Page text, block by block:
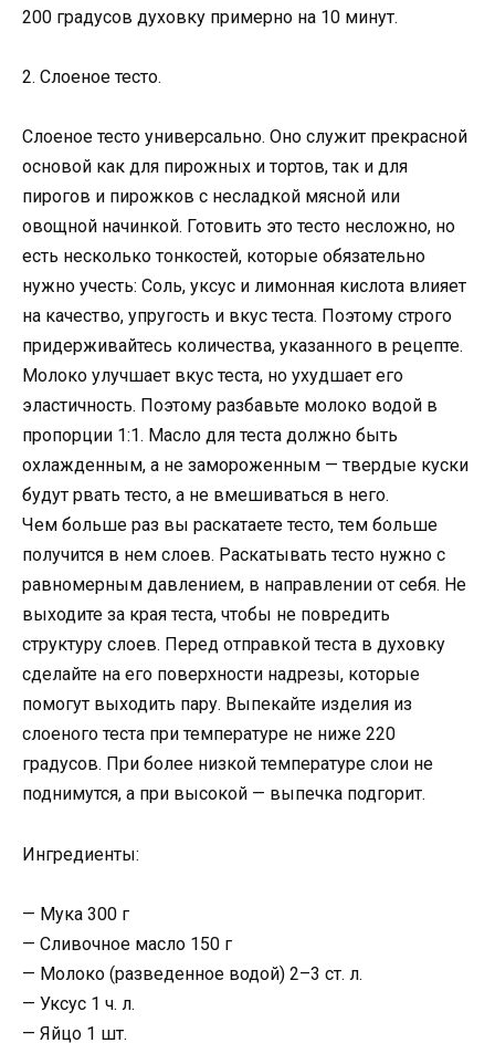
200 градусов духовку примерно на 10 минут.
2. Слоеное тесто.
Слоеное тесто универсально. Оно служит прекрасной
основой как для пирожных и тортов, так и для
пирогов и пирожков с несладкой мясной или
овощной начинкой. Готовить это тесто несложно, но
есть несколько тонкостей, которые обязательно
нужно учесть: Соль, уксус и лимонная кислота влияет
на качество, упругость и вкус теста. Поэтому строго
придерживайтесь количества, указанного в рецепте.
Молоко улучшает вкус теста, но ухудшает его
эластичность. Поэтому разбавьте молоко водой в
пропорции 1:1. Масло для теста должно быть
охлажденным, а не замороженным — твердые куски
будут рвать тесто, а не вмешиваться в него.
Чем больше раз вы раскатаете тесто, тем больше
получится в нем слоев. Раскатывать тесто нужно с
равномерным давлением, в направлении от себя. Не
выходите за края теста, чтобы не повредить
структуру слоев. Перед отправкой теста в духовку
сделайте на его поверхности надрезы, которые
помогут выходить пару. Выпекайте изделия из
слоеного теста при температуре не ниже 220
градусов. При более низкой температуре слои не
поднимутся, а при высокой — выпечка подгорит.
Ингредиенты:
— Мука 300 г
— Сливочное масло 150 г
— Молоко (разведенное водой) 2–3 ст. л.
— Уксус 1 ч. л.
— Яйцо 1 шт.